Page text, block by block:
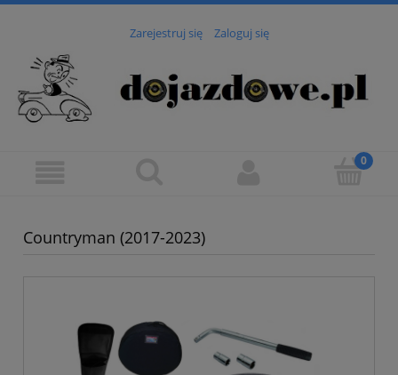
Zarejestruj się Zaloguj się
Countryman (2017-2023)